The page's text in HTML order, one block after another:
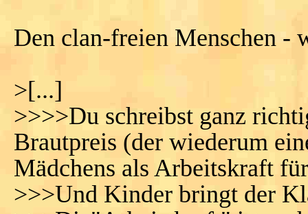
Den clan-freien Menschen -
>[...]
>>>>Du schreibst ganz
Brautpreis (der wiederum
Mädchens als Arbeitskraft
>>>Und Kinder bringt der